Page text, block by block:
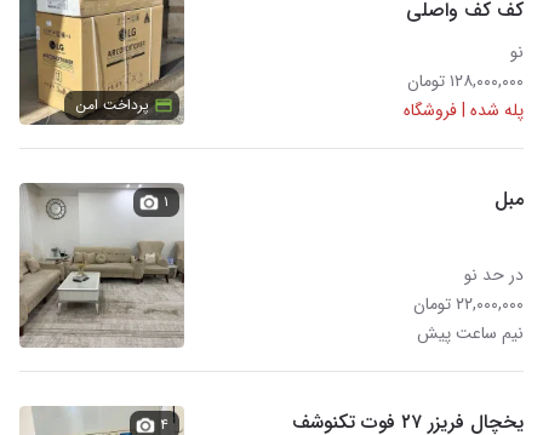
کف کف واصلی
نو
۱۲۸,۰۰۰,۰۰۰ تومان
پله شده | فروشگاه
پرداخت امن
مبل
در حد نو
۲۲,۰۰۰,۰۰۰ تومان
نیم ساعت پیش
۱
یخچال فریزر ۲۷ فوت تکنوشف ۴